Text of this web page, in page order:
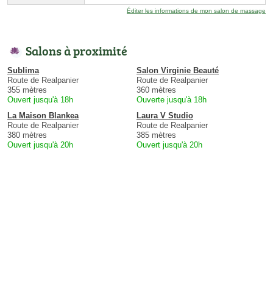
Éditer les informations de mon salon de massage
Salons à proximité
Sublima
Route de Realpanier
355 mètres
Ouvert jusqu'à 18h
Salon Virginie Beauté
Route de Realpanier
360 mètres
Ouverte jusqu'à 18h
La Maison Blankea
Route de Realpanier
380 mètres
Ouvert jusqu'à 20h
Laura V Studio
Route de Realpanier
385 mètres
Ouvert jusqu'à 20h